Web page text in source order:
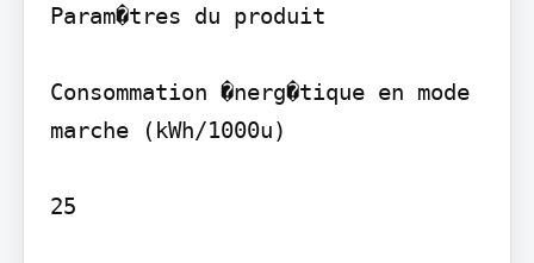
Param�tres du produit
Consommation �nerg�tique en mode
marche (kWh/1000u)
25